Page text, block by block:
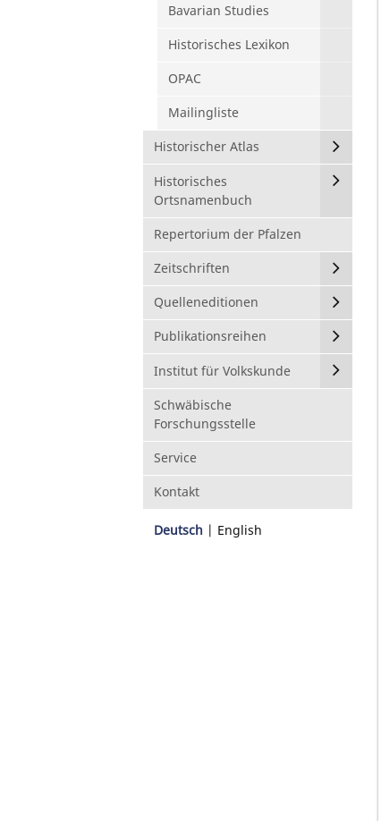
Bavarian Studies
Historisches Lexikon
OPAC
Mailingliste
Historischer Atlas
Historisches
Ortsnamenbuch
Repertorium der Pfalzen
Zeitschriften
Quelleneditionen
Publikationsreihen
Institut für Volkskunde
Schwäbische
Forschungsstelle
Service
Kontakt
Deutsch English